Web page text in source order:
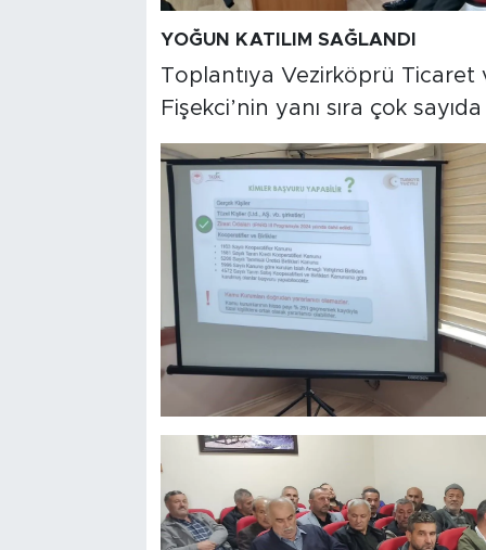
YOĞUN KATILIM SAĞLANDI
Toplantıya Vezirköprü Ticaret
Fişekci’nin yanı sıra çok